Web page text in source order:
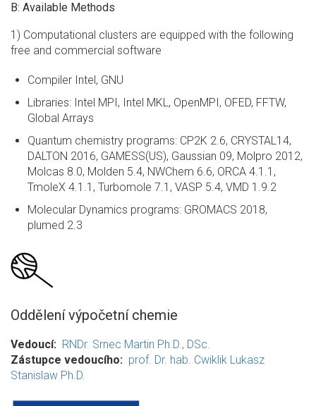
B: Available Methods
1) Computational clusters are equipped with the following
free and commercial software
Compiler Intel, GNU
Libraries: Intel MPI, Intel MKL, OpenMPI, OFED, FFTW,
Global Arrays
Quantum chemistry programs: CP2K 2.6, CRYSTAL14,
DALTON 2016, GAMESS(US), Gaussian 09, Molpro 2012,
Molcas 8.0, Molden 5.4, NWChem 6.6, ORCA 4.1.1,
TmoleX 4.1.1, Turbomole 7.1, VASP 5.4, VMD 1.9.2
Molecular Dynamics programs: GROMACS 2018,
plumed 2.3
Oddělení výpočetní chemie
Vedoucí
RNDr. Srnec Martin Ph.D., DSc.
Zástupce vedoucího
prof. Dr. hab. Cwiklik Lukasz
Stanislaw Ph.D.